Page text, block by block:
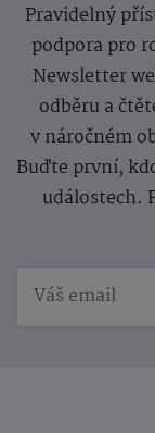
Pravidelný
podpora pro
Newsletter
odběru a
v náročném
Buďte první,
událostech.